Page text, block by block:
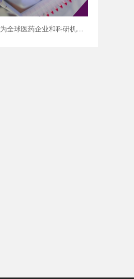
为全球医药企业和科研机构提供专病领域 一站式研发赋能